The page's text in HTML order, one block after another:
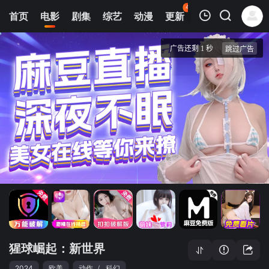
首页 电影 剧集 综艺 动漫 更新
44
热榜 APP
我的观影记录
4K独家首发
猩球崛起：新世界
清空
猩球崛起：新世界